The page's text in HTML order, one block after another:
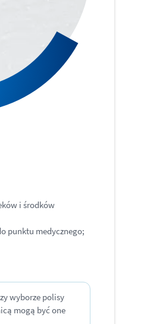
i środków
punktu medycznego;
wyborze polisy
mogą być one